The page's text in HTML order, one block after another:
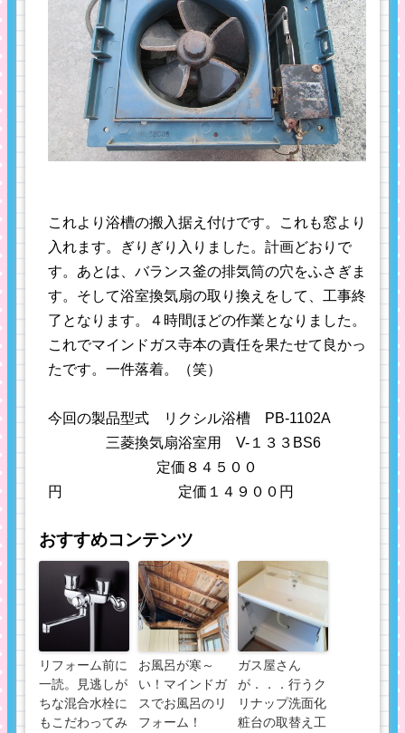
これより浴槽の搬入据え付けです。これも窓より
入れます。ぎりぎり入りました。計画どおりで
す。あとは、バランス釜の排気筒の穴をふさぎま
す。そして浴室換気扇の取り換えをして、工事終
了となります。４時間ほどの作業となりました。
これでマインドガス寺本の責任を果たせて良かっ
たです。一件落着。（笑）
今回の製品型式 リクシル浴槽 PB-1102A
三菱換気扇浴室用 V-１３３BS6
定価８４５００
円 定価１４９００円
おすすめコンテンツ
リフォーム前に
一読。見逃しが
ちな混合水栓に
もこだわってみ
お風呂が寒～
い！マインドガ
スでお風呂のリ
フォーム！
ガス屋さん
が．．．行うク
リナップ洗面化
粧台の取替え工